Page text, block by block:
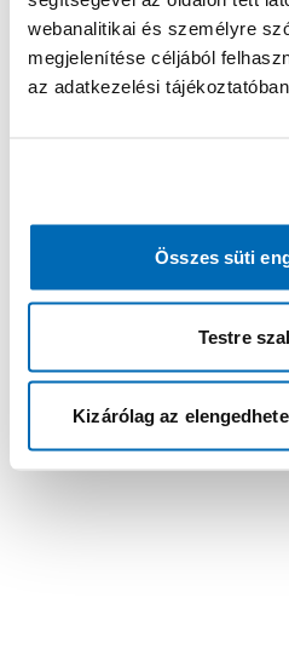
webanalitikai és személyre
megjelenítése céljából
az adatkezelési
Összes süti
Testre
Kizárólag az